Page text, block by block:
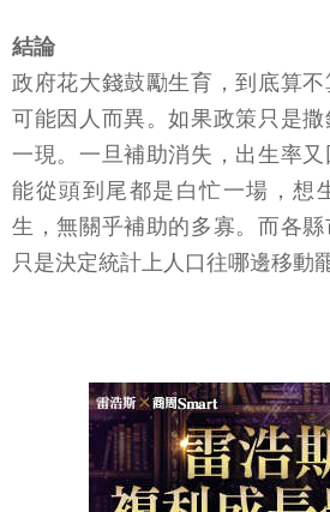
結論
政府花大錢鼓勵生育，到底算
可能因人而異。如果政策只是
一現。一旦補助消失，出生率
能從頭到尾都是白忙一場，想
生，無關乎補助的多寡。而各縣
只是決定統計上人口往哪邊移動